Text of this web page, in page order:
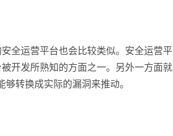
全运营平台也会比较类似。安全运营
开发所熟知的方面之一。另外一方面
转换成实际的漏洞来推动。